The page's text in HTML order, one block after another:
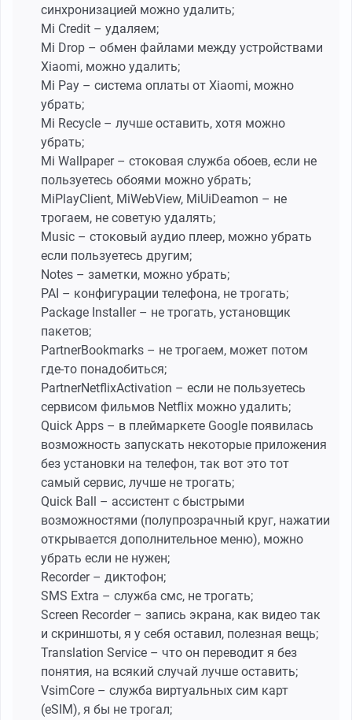
синхронизацией можно удалить;
Mi Credit – удаляем;
Mi Drop – обмен файлами между устройствами
Xiaomi, можно удалить;
Mi Pay – система оплаты от Xiaomi, можно
убрать;
Mi Recycle – лучше оставить, хотя можно
убрать;
Mi Wallpaper – стоковая служба обоев, если не
пользуетесь обоями можно убрать;
MiPlayClient, MiWebView, MiUiDeamon – не
трогаем, не советую удалять;
Music – стоковый аудио плеер, можно убрать
если пользуетесь другим;
Notes – заметки, можно убрать;
PAI – конфигурации телефона, не трогать;
Package Installer – не трогать, установщик
пакетов;
PartnerBookmarks – не трогаем, может потом
где-то понадобиться;
PartnerNetflixActivation – если не пользуетесь
сервисом фильмов Netflix можно удалить;
Quick Apps – в плеймаркете Google появилась
возможность запускать некоторые приложения
без установки на телефон, так вот это тот
самый сервис, лучше не трогать;
Quick Ball – ассистент с быстрыми
возможностями (полупрозрачный круг, нажатии
открывается дополнительное меню), можно
убрать если не нужен;
Recorder – диктофон;
SMS Extra – служба смс, не трогать;
Screen Recorder – запись экрана, как видео так
и скриншоты, я у себя оставил, полезная вещь;
Translation Service – что он переводит я без
понятия, на всякий случай лучше оставить;
VsimCore – служба виртуальных сим карт
(eSIM), я бы не трогал;